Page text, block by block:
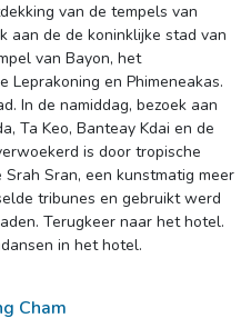
van de tempels van
aan de de koninklijke stad van
van Bayon, het
en Phimeneakas.
In de namiddag, bezoek aan
Ta Keo, Banteay Kdai en de
is door tropische
Sran, een kunstmatig meer
tribunes en gebruikt werd
Terugkeer naar het hotel.
in het hotel.
Cham